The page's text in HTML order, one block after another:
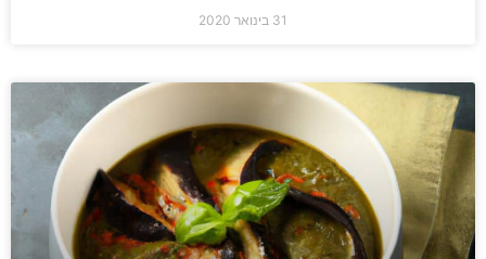
31 בינואר 2020